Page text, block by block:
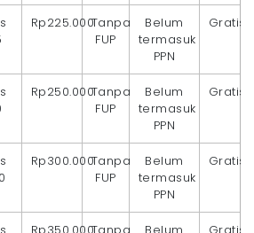
Rp225.000Tanpa
FUP
Belum
termasuk
PPN
Gratis
Rp250.000Tanpa
FUP
Belum
termasuk
PPN
Gratis
Rp300.000Tanpa
FUP
Belum
termasuk
PPN
Gratis